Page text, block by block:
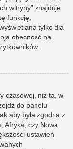
witryny” znajduje
tę funkcję,
tylko dla
obecność na
czasowej, niż ta, w
do panelu
aby była zgodna z
Afryka, czy Nowa
ustawień,